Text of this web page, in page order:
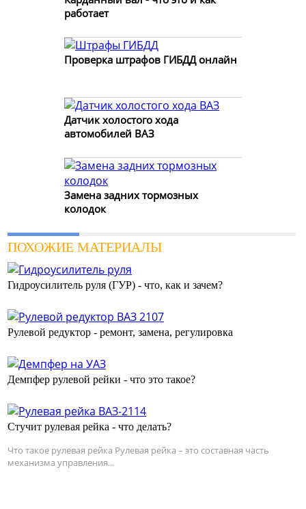
работает
Проверка штрафов ГИБДД онлайн
Датчик холостого хода
автомобилей ВАЗ
Замена задних тормозных
колодок
ПОХОЖИЕ МАТЕРИАЛЫ
Гидроусилитель руля (ГУР) - что, как и зачем?
Рулевой редуктор - ремонт, замена, регулировка
Демпфер рулевой рейки - что это такое?
Стучит рулевая рейка - что делать?
Что такое рулевая рейка Рулевая рейка – это составная часть
механизма управления...